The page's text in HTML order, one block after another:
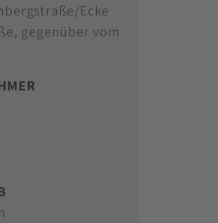
Ecke
gegenüber vom